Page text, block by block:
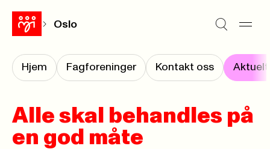
Oslo
Hjem Fagforeninger Kontakt oss Aktuelt
Alle skal behandles på
en god måte